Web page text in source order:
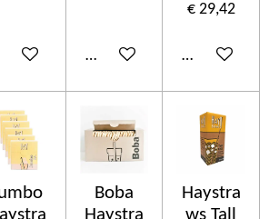
winkelwagenIn winkelwagen
€ 29,42
In
Boba
Haystra